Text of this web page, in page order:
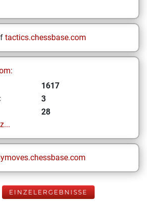
tactics.chessbase.com
1617
3
28
EINZELERGEBNISSE